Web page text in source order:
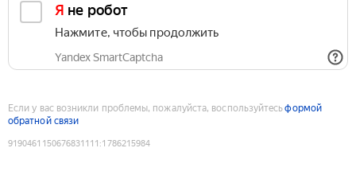
Я не робот
Нажмите, чтобы продолжить
Yandex SmartCaptcha
Если у вас возникли проблемы, пожалуйста, воспользуйтесьформой
обратной связи
9190461150676831111 :1786215984